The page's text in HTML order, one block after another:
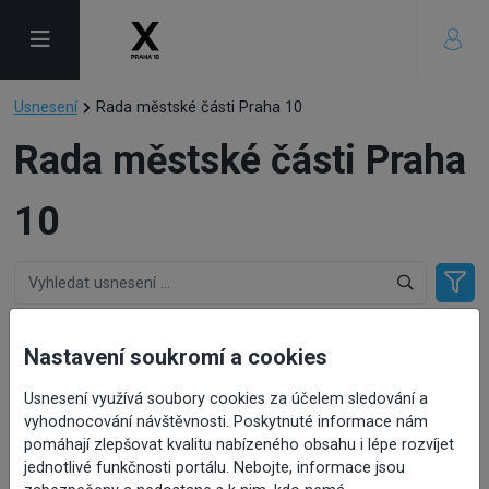
Usnesení Rada městské části Praha 10
Rada městské části Praha
10
Bod číslo
18.
Jednání
schůze Rady městské části Praha 10
Datum a čas jednání
16. 7. 2026 10:00
Nastavení soukromí a cookies
Usnesení využívá soubory cookies za účelem sledování a
vyhodnocování návštěvnosti. Poskytnuté informace nám
pomáhají zlepšovat kvalitu nabízeného obsahu i lépe rozvíjet
jednotlivé funkčnosti portálu. Nebojte, informace jsou